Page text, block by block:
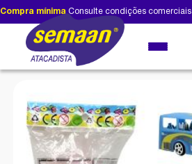
Compra mínima Consulte condições comerciais